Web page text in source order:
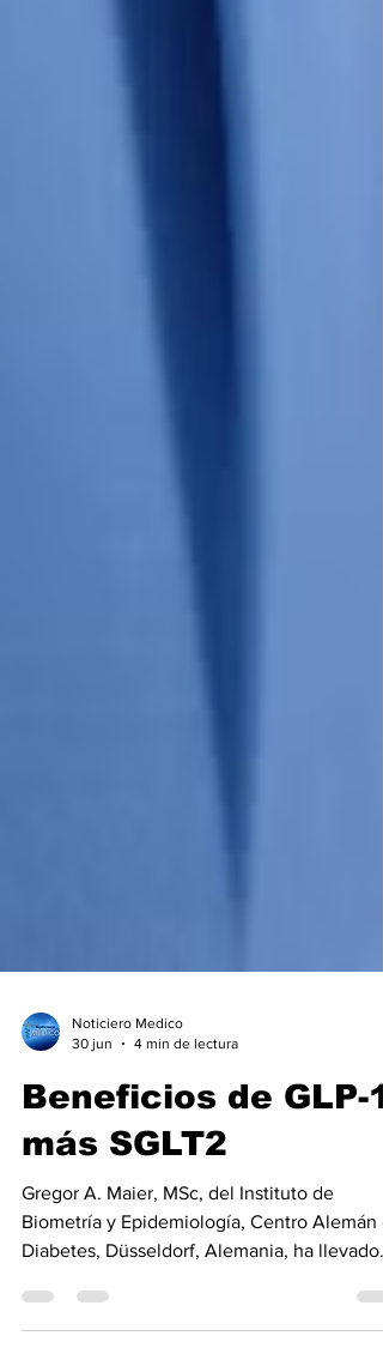
Beneficios de GLP-1
más SGLT2
Gregor A. Maier, MSc, del Instituto de
Biometría y Epidemiología, Centro Alemán
Diabetes, Düsseldorf, Alemania, ha llevado